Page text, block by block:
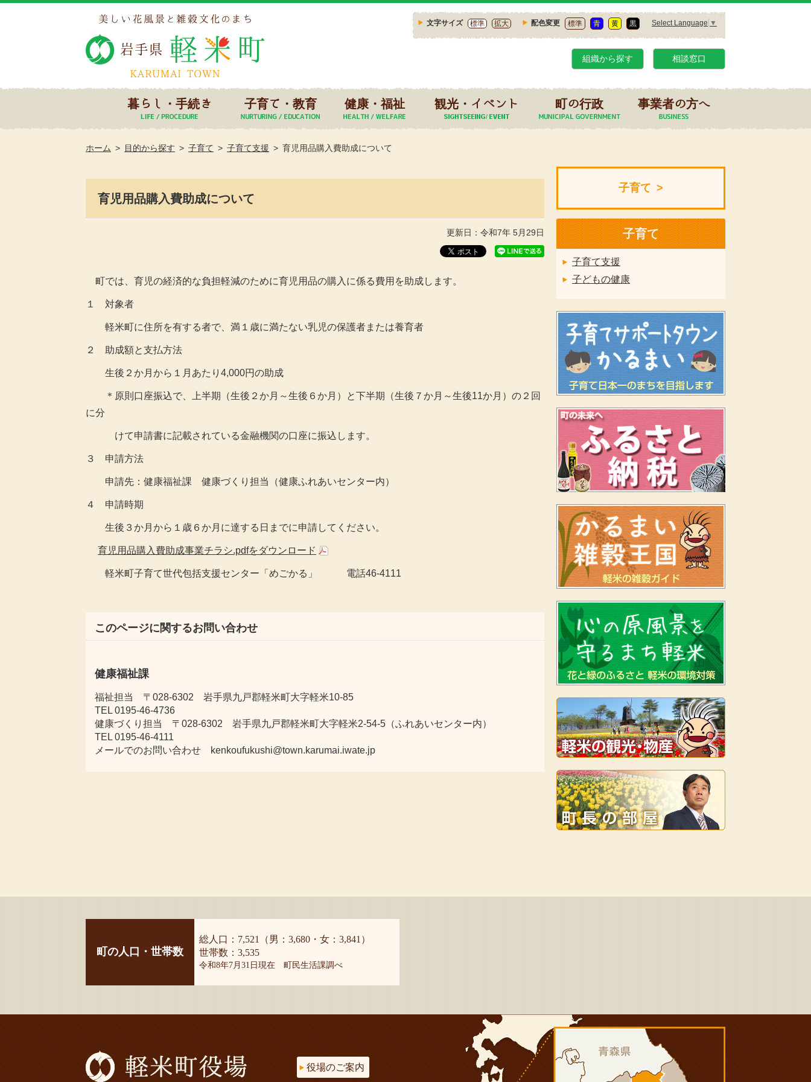
文字サイズ 標準 拡大 配色変更 標準 青 黄 黒 Select Language ▼
組織から探す 相談窓口
暮らし・手続き 子育て・教育 健康・福祉 観光・イベント 町の行政 事業者の方へ
ホーム 目的から探す 子育て 子育て支援 育児用品購入費助成について
育児用品購入費助成について
更新日：令和7年 5月29日
町では、育児の経済的な負担軽減のために育児用品の購入に係る費用を助成します。
１ 対象者
軽米町に住所を有する者で、満１歳に満たない乳児の保護者または養育者
２ 助成額と支払方法
生後２か月から１月あたり4,000円の助成
＊原則口座振込で、上半期（生後２か月～生後６か月）と下半期（生後７か月～生後11か月）の２回
に分
けて申請書に記載されている金融機関の口座に振込します。
３ 申請方法
申請先：健康福祉課 健康づくり担当（健康ふれあいセンター内）
４ 申請時期
生後３か月から１歳６か月に達する日までに申請してください。
育児用品購入費助成事業チラシ.pdfをダウンロード
軽米町子育て世代包括支援センター「めごかる」 電話46-4111
このページに関するお問い合わせ
健康福祉課
福祉担当 〒028-6302 岩手県九戸郡軽米町大字軽米10-85
TEL 0195-46-4736
健康づくり担当 〒028-6302 岩手県九戸郡軽米町大字軽米2-54-5（ふれあいセンター内）
TEL 0195-46-4111
メールでのお問い合わせ kenkoufukushi@town.karumai.iwate.jp
子育て
子育て
子育て支援
子どもの健康
町の人口・世帯数
総人口：7,521（男：3,680・女：3,841）
世帯数：3,535
令和8年7月31日現在 町民生活課調べ
役場のご案内